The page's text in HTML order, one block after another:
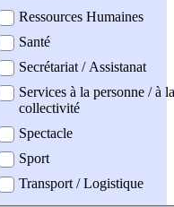
Ressources Humaines
Santé
Secrétariat / Assistanat
Services à la personne / à la
collectivité
Spectacle
Sport
Transport / Logistique